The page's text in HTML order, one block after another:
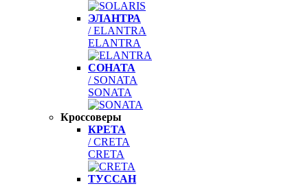
ЭЛАНТРА
/ ELANTRA
ELANTRA
СОНАТА
/ SONATA
SONATA
Кроссоверы
КРЕТА
/ CRETA
CRETA
ТУССАН